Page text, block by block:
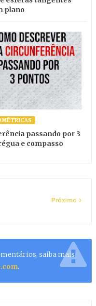
plano
passando por 3
e compasso
Próximo
saiba mais
.